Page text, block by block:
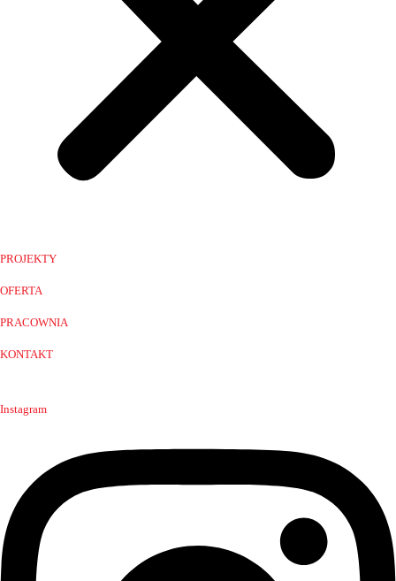
PROJEKTY
OFERTA
PRACOWNIA
KONTAKT
Instagram